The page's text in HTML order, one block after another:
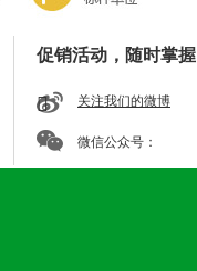
促销活动，随时掌握
关注我们的微博
微信公众号：